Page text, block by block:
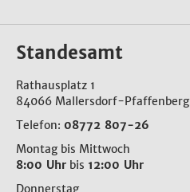
Standesamt
Rathausplatz 1
84066 Mallersdorf-Pfaffenberg
Telefon: 08772 807-26
Montag bis Mittwoch
8:00 Uhr bis 12:00 Uhr
Donnerstag